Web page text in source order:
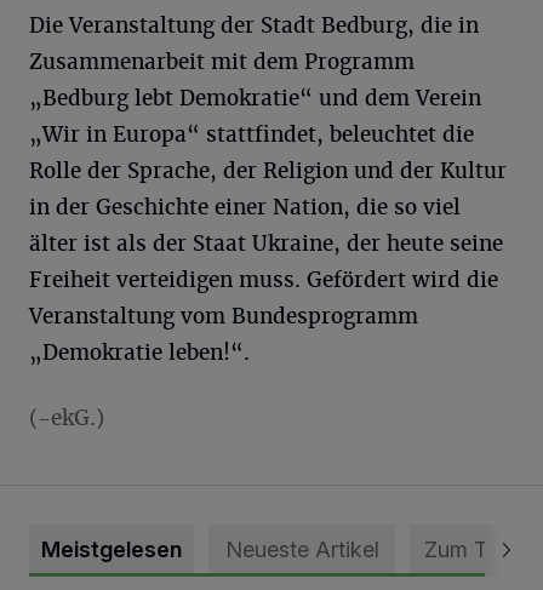
Die Veranstaltung der Stadt Bedburg, die in
Zusammenarbeit mit dem Programm
„Bedburg lebt Demokratie“ und dem Verein
„Wir in Europa“ stattfindet, beleuchtet die
Rolle der Sprache, der Religion und der Kultur
in der Geschichte einer Nation, die so viel
älter ist als der Staat Ukraine, der heute seine
Freiheit verteidigen muss. Gefördert wird die
Veranstaltung vom Bundesprogramm
„Demokratie leben!“.
(-ekG.)
Meistgelesen Neueste Artikel Zum Thema